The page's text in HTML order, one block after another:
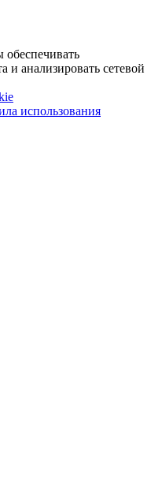
и анализировать сетевой
использования